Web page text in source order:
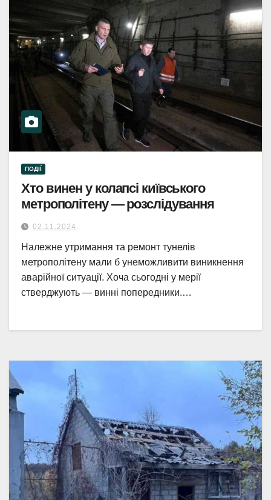
ПОДІЇ
Хто винен у колапсі київського
метрополітену — розслідування
02.11.2024
Належне утримання та ремонт тунелів
метрополітену мали б унеможливити виникнення
аварійної ситуації. Хоча сьогодні у мерії
стверджують — винні попередники.…